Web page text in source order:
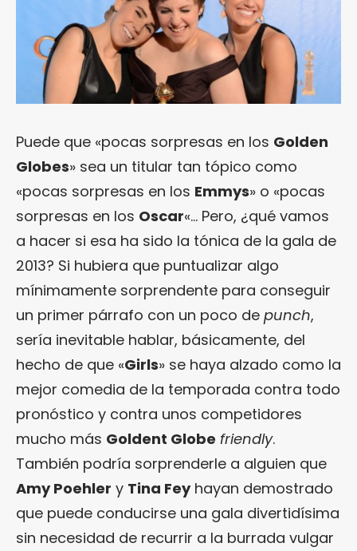
Puede que «pocas sorpresas en los Golden
Globes» sea un titular tan tópico como
«pocas sorpresas en los Emmys» o «pocas
sorpresas en los Oscar«… Pero, ¿qué vamos
a hacer si esa ha sido la tónica de la gala de
2013? Si hubiera que puntualizar algo
mínimamente sorprendente para conseguir
un primer párrafo con un poco de punch,
sería inevitable hablar, básicamente, del
hecho de que «Girls» se haya alzado como la
mejor comedia de la temporada contra todo
pronóstico y contra unos competidores
mucho más Goldent Globe friendly.
También podría sorprenderle a alguien que
Amy Poehler y Tina Feyhayan demostrado
que puede conducirse una gala divertidísima
sin necesidad de recurrir a la burrada vulgar